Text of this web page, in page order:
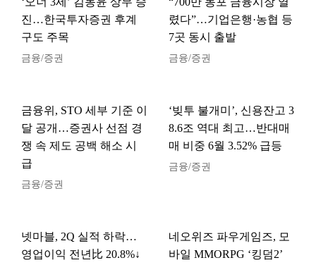
진…한국투자증권 후계
구도 주목
금융/증권
렸다”…기업은행·농협 등
7곳 동시 출발
금융/증권
금융위, STO 세부 기준 이
달 공개…증권사 선점 경
쟁 속 제도 공백 해소 시
급
금융/증권
‘빚투 불개미’, 신용잔고 3
8.6조 역대 최고…반대매
매 비중 6월 3.52% 급등
금융/증권
넷마블, 2Q 실적 하락…
영업이익 전년比 20.8%↓
네오위즈 파우게임즈, 모
바일 MMORPG ‘킹덤2’